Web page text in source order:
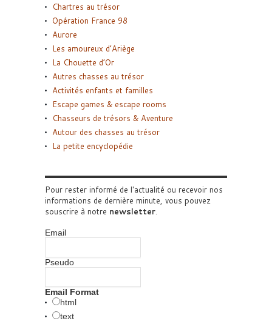
Chartres au trésor
Opération France 98
Aurore
Les amoureux d’Ariège
La Chouette d’Or
Autres chasses au trésor
Activités enfants et familles
Escape games & escape rooms
Chasseurs de trésors & Aventure
Autour des chasses au trésor
La petite encyclopédie
Pour rester informé de l'actualité ou recevoir nos
informations de dernière minute, vous pouvez
souscrire à notre newsletter
Email
Pseudo
Email Format
html
text